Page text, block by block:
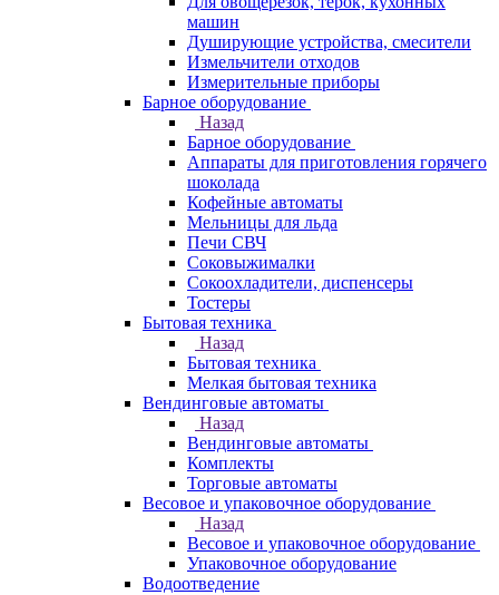
машин
Душирующие устройства, смесители
Измельчители отходов
Измерительные приборы
Барное оборудование
Назад
Барное оборудование
Аппараты для приготовления горячего
шоколада
Кофейные автоматы
Мельницы для льда
Печи СВЧ
Соковыжималки
Сокоохладители, диспенсеры
Тостеры
Бытовая техника
Назад
Бытовая техника
Мелкая бытовая техника
Вендинговые автоматы
Назад
Вендинговые автоматы
Комплекты
Торговые автоматы
Весовое и упаковочное оборудование
Назад
Весовое и упаковочное оборудование
Упаковочное оборудование
Водоотведение